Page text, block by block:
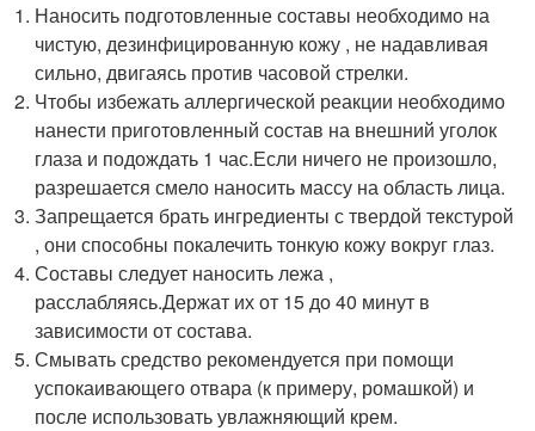
Наносить подготовленные составы необходимо на
чистую, дезинфицированную кожу , не надавливая
сильно, двигаясь против часовой стрелки.
Чтобы избежать аллергической реакции необходимо
нанести приготовленный состав на внешний уголок
глаза и подождать 1 час.Если ничего не произошло,
разрешается смело наносить массу на область лица.
Запрещается брать ингредиенты с твердой текстурой
, они способны покалечить тонкую кожу вокруг глаз.
Составы следует наносить лежа ,
расслабляясь.Держат их от 15 до 40 минут в
зависимости от состава.
Смывать средство рекомендуется при помощи
успокаивающего отвара (к примеру, ромашкой) и
после использовать увлажняющий крем.